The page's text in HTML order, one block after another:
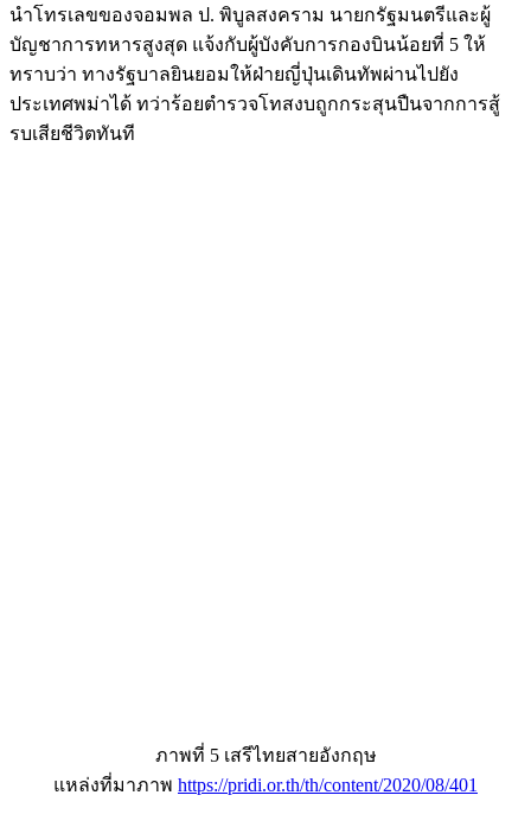
บัญชาการทหารสูงสุด แจ้งกับผู้บังคับการกองบินน้อยที่ 5 ให้
ทราบว่า ทางรัฐบาลยินยอมให้ฝ่ายญี่ปุ่นเดินทัพผ่านไปยัง
ประเทศพม่าได้ ทว่าร้อยตำรวจโทสงบถูกกระสุนปืนจากการสู้
รบเสียชีวิตทันที
แหล่งที่มาภาพhttps://pridi.or.th/th/content/2020/08/401